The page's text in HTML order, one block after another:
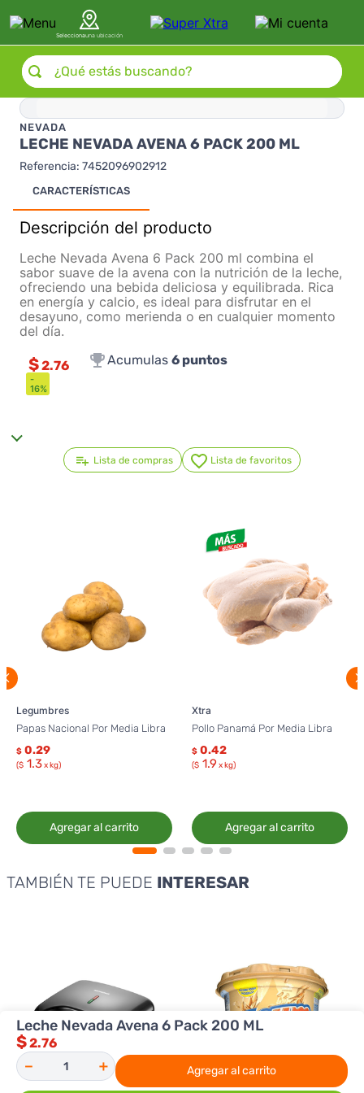
Seleccionauna ubicación
¿Qué estás buscando?
NEVADA
LECHE NEVADA AVENA 6 PACK 200 ML
Referencia: 7452096902912
CARACTERÍSTICAS
Descripción del producto
Leche Nevada Avena 6 Pack 200 ml combina el
sabor suave de la avena con la nutrición de la leche,
ofreciendo una bebida deliciosa y equilibrada. Rica
en energía y calcio, es ideal para disfrutar en el
desayuno, como merienda o en cualquier momento
del día.
-
16%
$2.76 Acumulas 6puntos
Lista de compras Lista de favoritos
Legumbres
Papas Nacional Por Media Libra
$ 0.29
($ 1.3x kg)
Agregar al carrito
Xtra
Pollo Panamá Por Media Libra
$ 0.42
($ 1.9 x kg)
Agregar al carrito
TAMBIÉN TE PUEDE INTERESAR
Leche Nevada Avena 6 Pack 200 ML
$2.76
＋
－ Agregar al carrito